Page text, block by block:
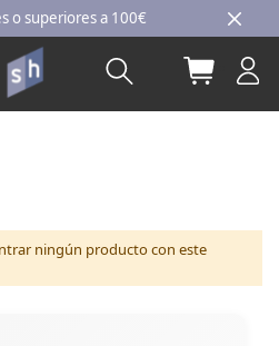
Ir
al
contenido
a 100€
Buscar Mi
ningún producto con este